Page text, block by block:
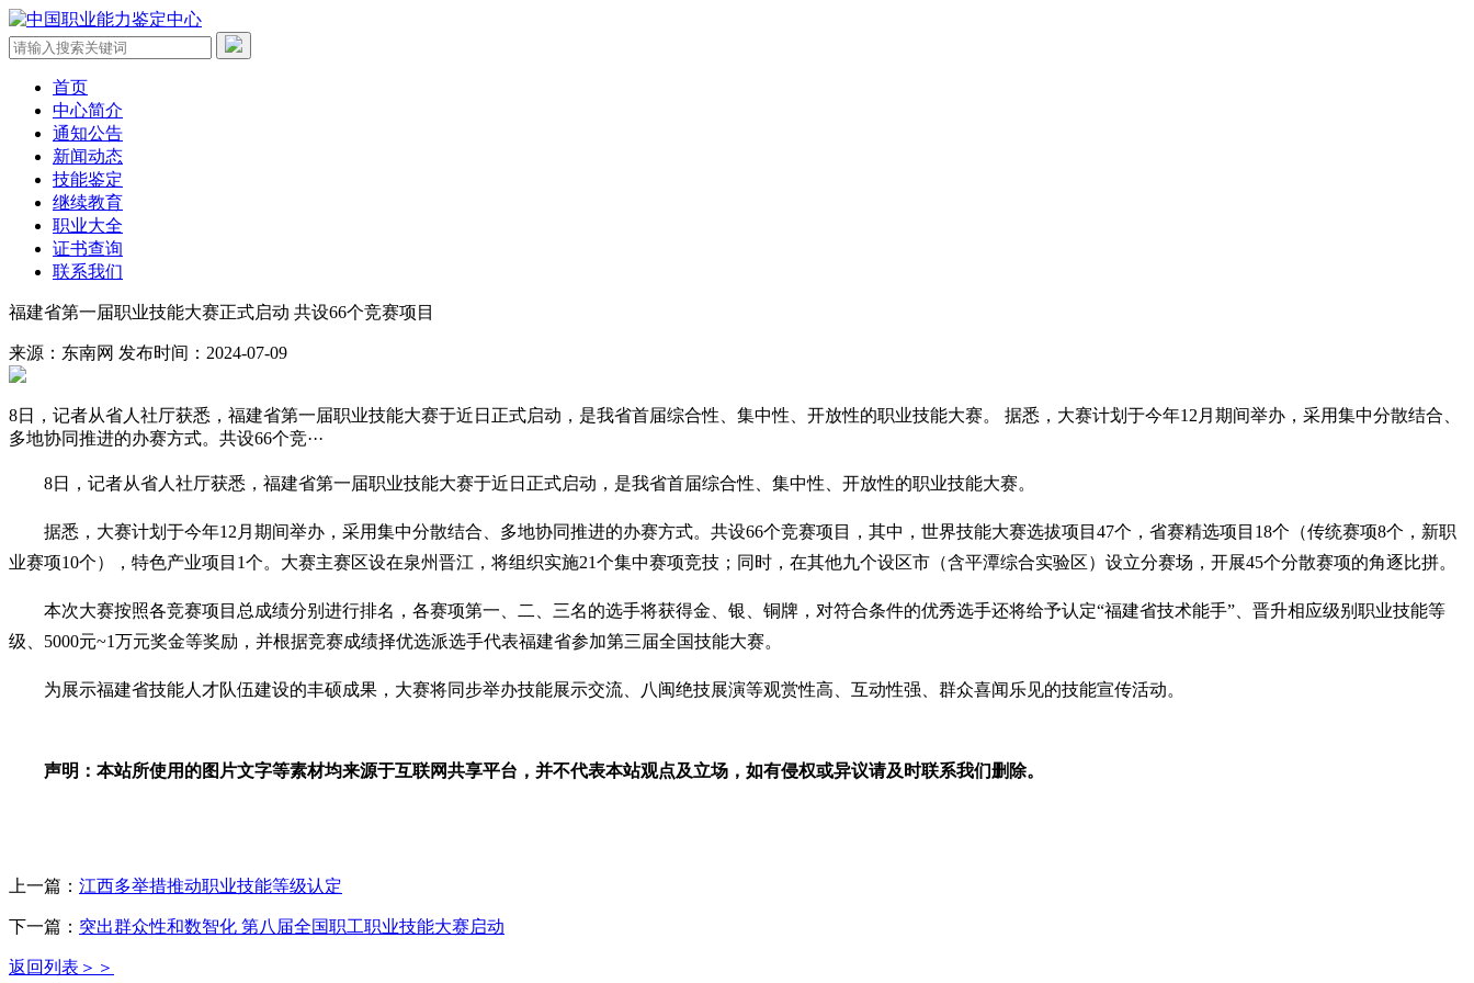
首页
中心简介
通知公告
新闻动态
技能鉴定
继续教育
职业大全
证书查询
联系我们
福建省第一届职业技能大赛正式启动 共设66个竞赛项目
来源：东南网 发布时间：2024-07-09
8日，记者从省人社厅获悉，福建省第一届职业技能大赛于近日正式启动，是我省首届综合性、集中性、开放性的职业技能大赛。 据悉，大赛计划于今年12月期间举办，采用集中分散结合、
多地协同推进的办赛方式。共设66个竞···
8日，记者从省人社厅获悉，福建省第一届职业技能大赛于近日正式启动，是我省首届综合性、集中性、开放性的职业技能大赛。
据悉，大赛计划于今年12月期间举办，采用集中分散结合、多地协同推进的办赛方式。共设66个竞赛项目，其中，世界技能大赛选拔项目47个，省赛精选项目18个（传统赛项8个，新职
业赛项10个），特色产业项目1个。大赛主赛区设在泉州晋江，将组织实施21个集中赛项竞技；同时，在其他九个设区市（含平潭综合实验区）设立分赛场，开展45个分散赛项的角逐比拼。
本次大赛按照各竞赛项目总成绩分别进行排名，各赛项第一、二、三名的选手将获得金、银、铜牌，对符合条件的优秀选手还将给予认定“福建省技术能手”、晋升相应级别职业技能等
级、5000元~1万元奖金等奖励，并根据竞赛成绩择优选派选手代表福建省参加第三届全国技能大赛。
为展示福建省技能人才队伍建设的丰硕成果，大赛将同步举办技能展示交流、八闽绝技展演等观赏性高、互动性强、群众喜闻乐见的技能宣传活动。
声明：本站所使用的图片文字等素材均来源于互联网共享平台，并不代表本站观点及立场，如有侵权或异议请及时联系我们删除。
上一篇： 江西多举措推动职业技能等级认定
下一篇： 突出群众性和数智化 第八届全国职工职业技能大赛启动
返回列表＞＞